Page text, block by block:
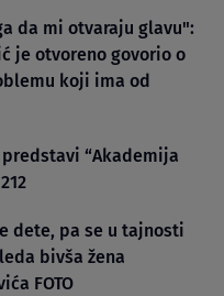
da mi otvaraju glavu":
je otvoreno govorio o
koji ima od
“Akademija
dete, pa se u tajnosti
bivša žena
FOTO